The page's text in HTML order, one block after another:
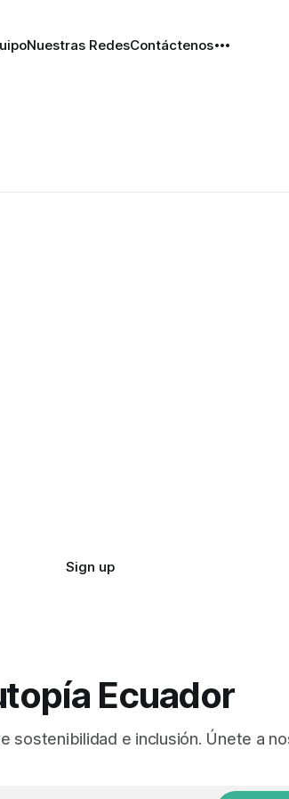
Nuestras RedesContáctenos
Sign up
Ecuador
sostenibilidad e inclusión. Únete a